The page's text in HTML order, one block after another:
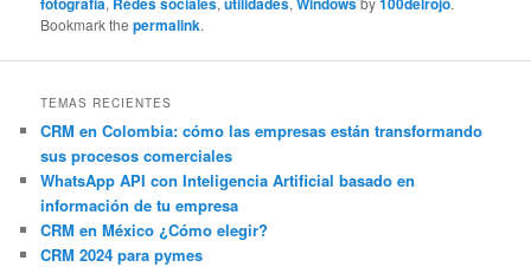
Bookmark thepermalink.
TEMAS RECIENTES
CRM en Colombia: cómo las empresas están transformando
sus procesos comerciales
WhatsApp API con Inteligencia Artificial basado en
información de tu empresa
CRM en México ¿Cómo elegir?
CRM 2024 para pymes